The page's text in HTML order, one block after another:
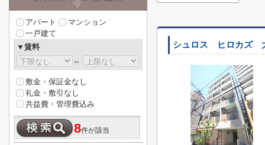
シュロス ヒロカズ
アパート
マンション
一戸建て
▼賃料
～
敷金・保証金なし
礼金・敷引なし
共益費・管理費込み
8件が該当